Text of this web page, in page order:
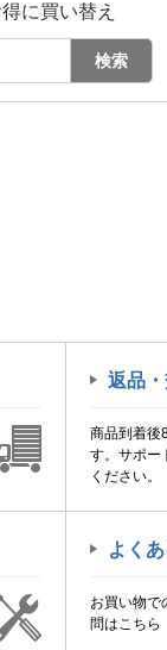
に買い替え
検索
返品
商品到着後
す。サポー
ください。
よく
お買い物で
問はこちら